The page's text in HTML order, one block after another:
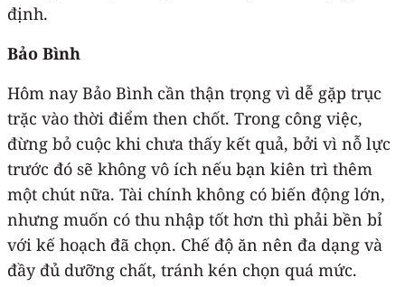
định.
Bảo Bình
Hôm nay Bảo Bình cần thận trọng vì dễ gặp trục
trặc vào thời điểm then chốt. Trong công việc,
đừng bỏ cuộc khi chưa thấy kết quả, bởi vì nỗ lực
trước đó sẽ không vô ích nếu bạn kiên trì thêm
một chút nữa. Tài chính không có biến động lớn,
nhưng muốn có thu nhập tốt hơn thì phải bền bỉ
với kế hoạch đã chọn. Chế độ ăn nên đa dạng và
đầy đủ dưỡng chất, tránh kén chọn quá mức.